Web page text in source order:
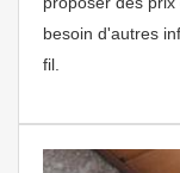
besoin d'autres
fil.